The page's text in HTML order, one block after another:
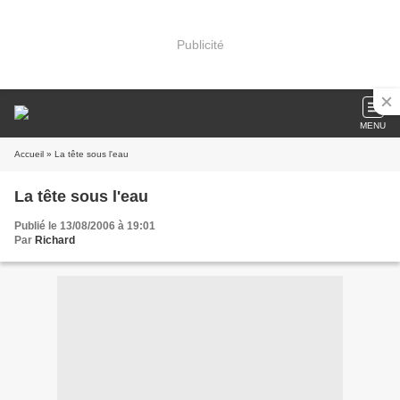
Publicité
MENU
Accueil » La tête sous l'eau
La tête sous l'eau
Publié le 13/08/2006 à 19:01
Par Richard